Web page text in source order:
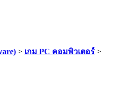
> เกม PC คอมพิวเตอร์ >